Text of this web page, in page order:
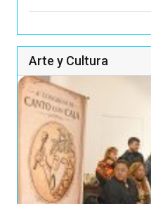
Arte y Cultura